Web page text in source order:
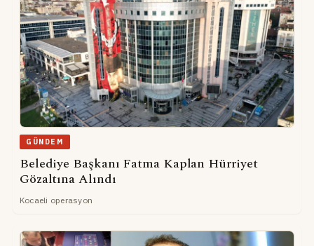
GÜNDEM
Belediye Başkanı Fatma Kaplan Hürriyet
Gözaltına Alındı
Kocaeli operasyon